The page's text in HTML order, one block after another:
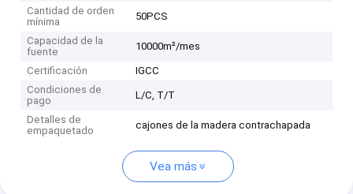
Cantidad de orden
mínima
50PCS
Capacidad de la
fuente
10000m²/mes
Certificación
IGCC
Condiciones de
pago
L/C, T/T
Detalles de
empaquetado
cajones de la madera contrachapada
Vea más